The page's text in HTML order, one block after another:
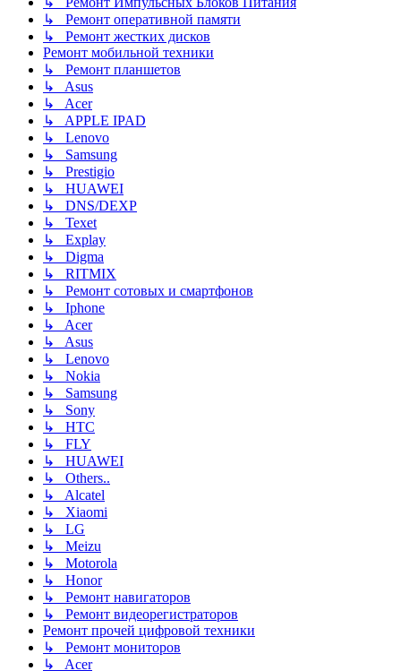
↳ Ремонт оперативной памяти
↳ Ремонт жестких дисков
Ремонт мобильной техники
↳ Ремонт планшетов
↳ Asus
↳ Acer
↳ APPLE IPAD
↳ Lenovo
↳ Samsung
↳ Prestigio
↳ HUAWEI
↳ DNS/DEXP
↳ Texet
↳ Explay
↳ Digma
↳ RITMIX
↳ Ремонт сотовых и смартфонов
↳ Iphone
↳ Acer
↳ Asus
↳ Lenovo
↳ Nokia
↳ Samsung
↳ Sony
↳ HTC
↳ FLY
↳ HUAWEI
↳ Others..
↳ Alcatel
↳ Xiaomi
↳ LG
↳ Meizu
↳ Motorola
↳ Honor
↳ Ремонт навигаторов
↳ Ремонт видеорегистраторов
Ремонт прочей цифровой техники
↳ Ремонт мониторов
↳ Acer